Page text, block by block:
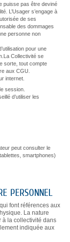
puisse pas être deviné
L’Usager s’engage à
de ses
des dommages
personne non
pour une
Collectivité se
sorte, tout compte
aux CGU.
internet.
session.
d’utiliser les
peut consulter le
smartphones)
PERSONNEL
font références aux
La nature
à la collectivité dans
indiquée aux